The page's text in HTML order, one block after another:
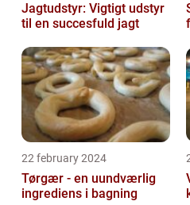
Jagtudstyr: Vigtigt udstyr
til en succesfuld jagt
22 february 2024
Tørgær - en uundværlig
ingrediens i bagning